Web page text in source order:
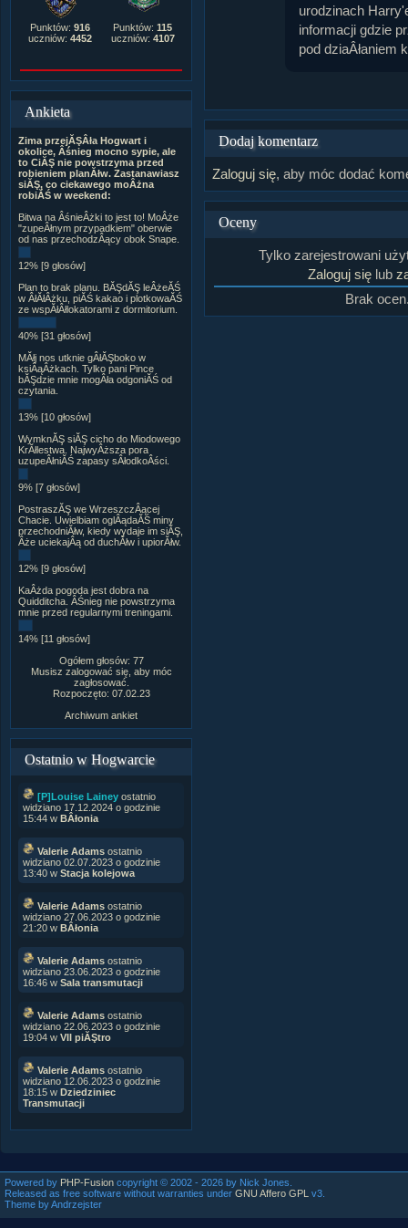
Punktów: 916
uczniów: 4452
Punktów: 115
uczniów: 4107
Ankieta
Zima przejĂŞÂła Hogwart i
okolice, Âśnieg mocno sypie, ale
to CiĂŞ nie powstrzyma przed
robieniem planĂłw. Zastanawiasz
siĂŞ, co ciekawego moÂżna
robiĂŚ w weekend:
Bitwa na ÂśnieÂżki to jest to! MoÂże
"zupeÂłnym przypadkiem" oberwie
od nas przechodzÂący obok Snape.
12% [9 głosów]
Plan to brak planu. BĂŞdĂŞ leÂżeĂŚ
w ÂłĂłÂżku, piĂŚ kakao i plotkowaĂŚ
ze wspĂłÂłlokatorami z dormitorium.
40% [31 głosów]
MĂłj nos utknie gÂłĂŞboko w
ksiÂąÂżkach. Tylko pani Pince
bĂŞdzie mnie mogÂła odgoniĂŚ od
czytania.
13% [10 głosów]
WymknĂŞ siĂŞ cicho do Miodowego
KrĂłlestwa. NajwyÂższa pora
uzupeÂłniĂŚ zapasy sÂłodkoÂści.
9% [7 głosów]
PostraszĂŞ we WrzeszczÂącej
Chacie. Uwielbiam oglÂądaĂŚ miny
przechodniĂłw, kiedy wydaje im siĂŞ,
Âże uciekajÂą od duchĂłw i upiorĂłw.
12% [9 głosów]
KaÂżda pogoda jest dobra na
Quidditcha. ÂŚnieg nie powstrzyma
mnie przed regularnymi treningami.
14% [11 głosów]
Ogółem głosów: 77
Musisz zalogować się, aby móc
zagłosować.
Rozpoczęto: 07.02.23
Archiwum ankiet
Ostatnio w Hogwarcie
[P]Louise Lainey ostatnio
widziano 17.12.2024 o godzinie
15:44 w BÂłonia
Valerie Adams ostatnio
widziano 02.07.2023 o godzinie
13:40 w Stacja kolejowa
Valerie Adams ostatnio
widziano 27.06.2023 o godzinie
21:20 w BÂłonia
Valerie Adams ostatnio
widziano 23.06.2023 o godzinie
16:46 w Sala transmutacji
Valerie Adams ostatnio
widziano 22.06.2023 o godzinie
19:04 w VII piĂŞtro
Valerie Adams ostatnio
widziano 12.06.2023 o godzinie
18:15 w Dziedziniec
Transmutacji
urodzinach
informacji gdzie
pod dziaÂłaniem
Dodaj komentarz
Zaloguj się, aby móc dodać
Oceny
Tylko zarejestrowani
Zaloguj się lub
Brak
Powered by PHP-Fusion copyright © 2002 - 2026 by Nick Jones.
Released as free software without warranties under GNU Affero GPL
v3.
Theme by Andrzejster